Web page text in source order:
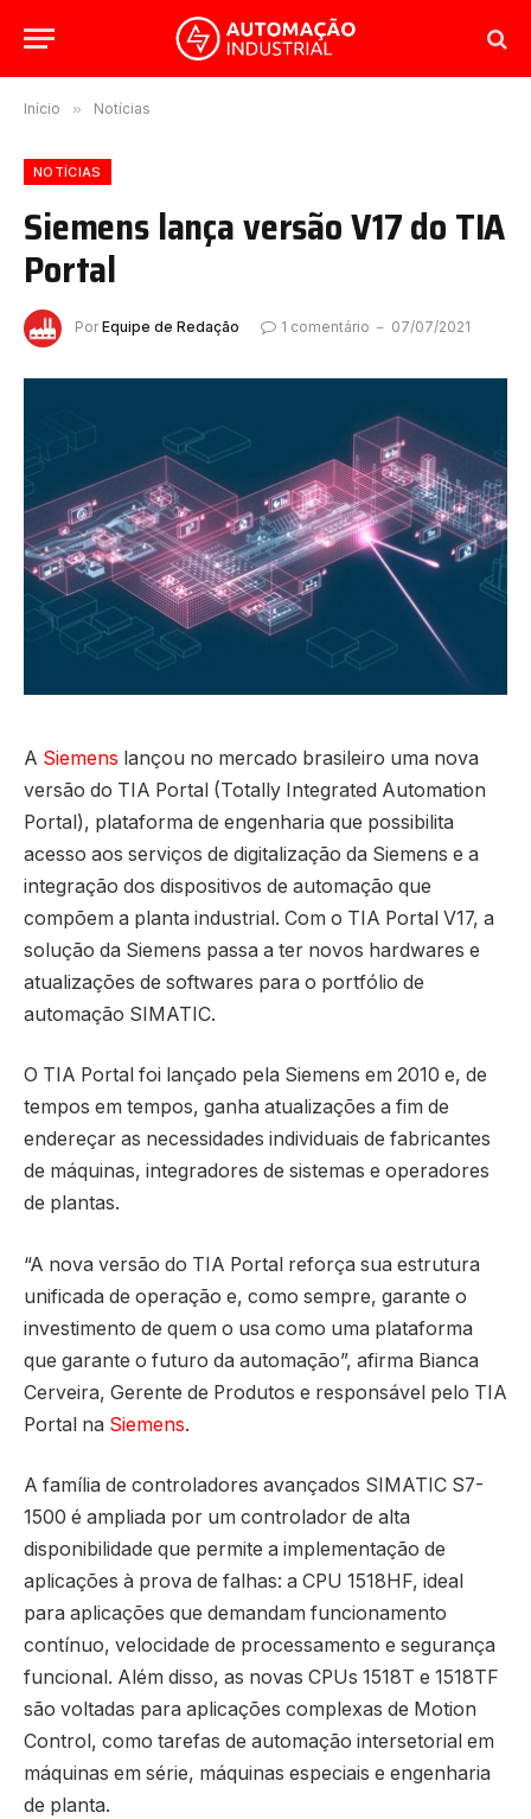
Início » Notícias
NOTÍCIAS
Siemens lança versão V17 do TIA
Portal
Por Equipe de Redação 1 comentário 07/07/2021
A Siemens lançou no mercado brasileiro uma nova
versão do TIA Portal (Totally Integrated Automation
Portal), plataforma de engenharia que possibilita
acesso aos serviços de digitalização da Siemens e a
integração dos dispositivos de automação que
compõem a planta industrial. Com o TIA Portal V17, a
solução da Siemens passa a ter novos hardwares e
atualizações de softwares para o portfólio de
automação SIMATIC.
O TIA Portal foi lançado pela Siemens em 2010 e, de
tempos em tempos, ganha atualizações a fim de
endereçar as necessidades individuais de fabricantes
de máquinas, integradores de sistemas e operadores
de plantas.
“A nova versão do TIA Portal reforça sua estrutura
unificada de operação e, como sempre, garante o
investimento de quem o usa como uma plataforma
que garante o futuro da automação”, afirma Bianca
Cerveira, Gerente de Produtos e responsável pelo TIA
Portal na Siemens.
A família de controladores avançados SIMATIC S7-
1500 é ampliada por um controlador de alta
disponibilidade que permite a implementação de
aplicações à prova de falhas: a CPU 1518HF, ideal
para aplicações que demandam funcionamento
contínuo, velocidade de processamento e segurança
funcional. Além disso, as novas CPUs 1518T e 1518TF
são voltadas para aplicações complexas de Motion
Control, como tarefas de automação intersetorial em
máquinas em série, máquinas especiais e engenharia
de planta.